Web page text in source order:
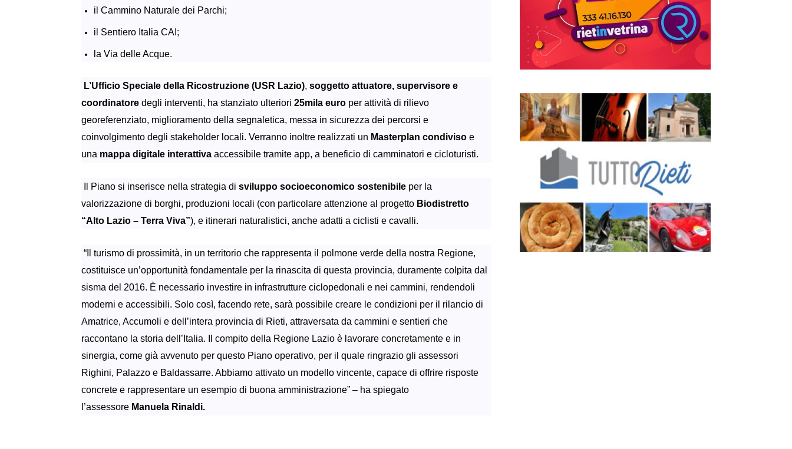
il Cammino Naturale dei Parchi;
il Sentiero Italia CAI;
la Via delle Acque.
L’Ufficio Speciale della Ricostruzione (USR Lazio), soggetto attuatore, supervisore e
coordinatore degli interventi, ha stanziato ulteriori 25mila euro per attività di rilievo
georeferenziato, miglioramento della segnaletica, messa in sicurezza dei percorsi e
coinvolgimento degli stakeholder locali. Verranno inoltre realizzati un Masterplan condiviso e
una mappa digitale interattiva accessibile tramite app, a beneficio di camminatori e cicloturisti.
Il Piano si inserisce nella strategia di sviluppo socioeconomico sostenibile per la
valorizzazione di borghi, produzioni locali (con particolare attenzione al progetto Biodistretto
“Alto Lazio – Terra Viva”), e itinerari naturalistici, anche adatti a ciclisti e cavalli.
“ Il turismo di prossimità, in un territorio che rappresenta il polmone verde della nostra Regione,
costituisce un’opportunità fondamentale per la rinascita di questa provincia, duramente colpita dal
sisma del 2016. È necessario investire in infrastrutture ciclopedonali e nei cammini, rendendoli
moderni e accessibili. Solo così, facendo rete, sarà possibile creare le condizioni per il rilancio di
Amatrice, Accumoli e dell’intera provincia di Rieti, attraversata da cammini e sentieri che
raccontano la storia dell’Italia. Il compito della Regione Lazio è lavorare concretamente e in
sinergia, come già avvenuto per questo Piano operativo, per il quale ringrazio gli assessori
Righini, Palazzo e Baldassarre. Abbiamo attivato un modello vincente, capace di offrire risposte
concrete e rappresentare un esempio di buona amministrazione” – ha spiegato
l’assessore Manuela Rinaldi.